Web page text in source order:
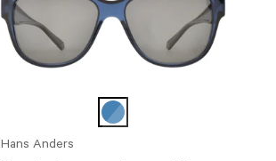
Hans Anders